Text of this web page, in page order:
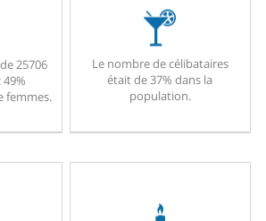
25706
femmes.
Le nombre de célibataires
était de 37% dans la
population.